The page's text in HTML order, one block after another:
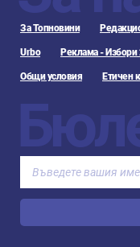
За Топновини
Urbo Реклама - Избори
Общи условия Етичен